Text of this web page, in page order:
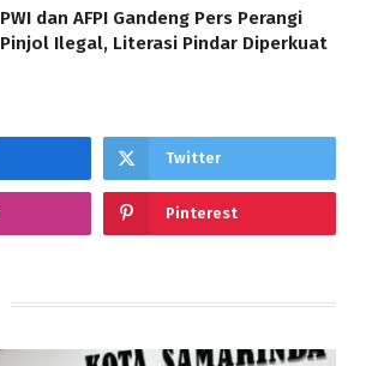
PWI dan AFPI Gandeng Pers Perangi
Pinjol Ilegal, Literasi Pindar Diperkuat
Twitter
Pinterest